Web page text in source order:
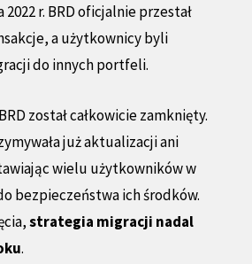
r. BRD oficjalnie przestał
a użytkownicy byli
do innych portfeli.
został całkowicie zamknięty.
już aktualizacji ani
wielu użytkowników w
bezpieczeństwa ich środków.
strategia migracji nadal
.